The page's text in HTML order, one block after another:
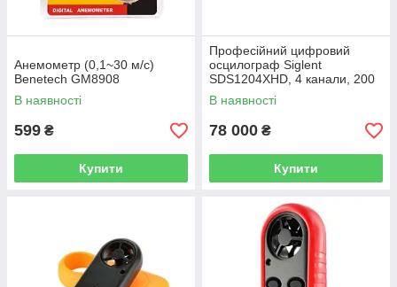
Анемометр (0,1~30 м/с)
Benetech GM8908
В наявності
599 ₴
Купити
Професійний цифровий
осцилограф Siglent
SDS1204XHD, 4 канали, 200
МГц, 12-біт
В наявності
78 000 ₴
Купити